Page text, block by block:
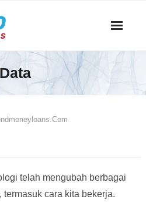
Data
telah mengubah berbagai
cara kita bekerja.